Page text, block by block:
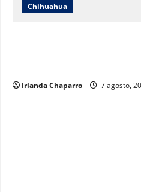
Chihuahua
Irlanda Chaparro 7 agosto,